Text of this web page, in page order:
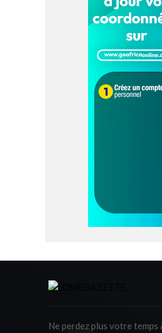
Ne perdez plus votre temps